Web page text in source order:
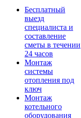
Бесплатный
выезд
специалиста и
составление
сметы в течении
24 часов
Монтаж
системы
отопления под
ключ
Монтаж
котельного
оборудования